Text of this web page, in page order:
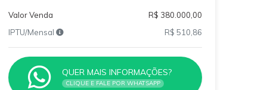
Valor Venda
R$ 380.000,00
IPTU/Mensal
R$ 510,86
QUER MAIS INFORMAÇÕES?
CLIQUE E FALE POR WHATSAPP